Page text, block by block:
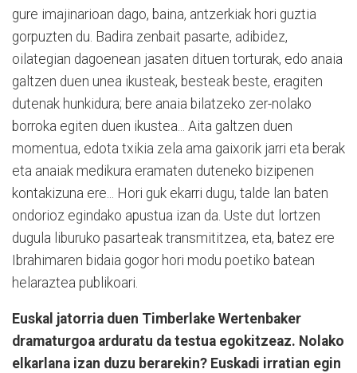
gure imajinarioan dago, baina, antzerkiak hori guztia
gorpuzten du. Badira zenbait pasarte, adibidez,
oilategian dagoenean jasaten dituen torturak, edo anaia
galtzen duen unea ikusteak, besteak beste, eragiten
dutenak hunkidura; bere anaia bilatzeko zer-nolako
borroka egiten duen ikustea... Aita galtzen duen
momentua, edota txikia zela ama gaixorik jarri eta berak
eta anaiak medikura eramaten duteneko bizipenen
kontakizuna ere... Hori guk ekarri dugu, talde lan baten
ondorioz egindako apustua izan da. Uste dut lortzen
dugula liburuko pasarteak transmititzea, eta, batez ere
Ibrahimaren bidaia gogor hori modu poetiko batean
helaraztea publikoari.
Euskal jatorria duen Timberlake Wertenbaker
dramaturgoa arduratu da testua egokitzeaz. Nolako
elkarlana izan duzu berarekin? Euskadi irratian egin